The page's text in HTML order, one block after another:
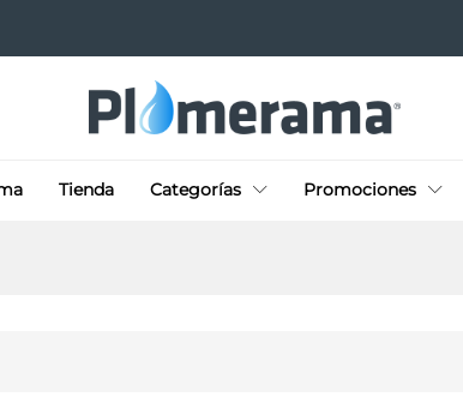
Tienda Categorías Promociones